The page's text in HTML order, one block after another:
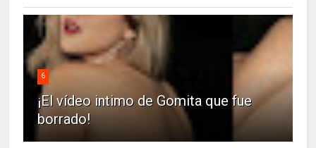
6
¡El vídeo intimo de Gomita que fue
borrado!